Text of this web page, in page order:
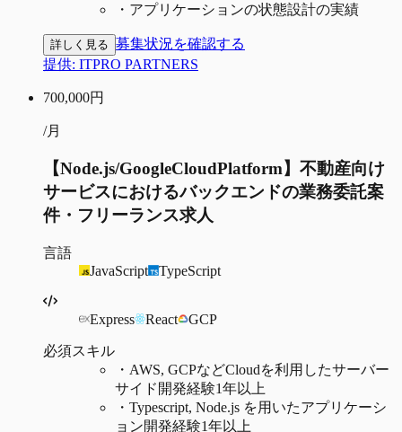
・ アプリケーションの状態設計の実績
詳しく見る 募集状況を確認する
提供: ITPRO PARTNERS
700,000円
/月
【Node.js/GoogleCloudPlatform】不動産向け
サービスにおけるバックエンドの業務委託案
件・フリーランス求人
言語
JavaScript
TypeScript
Express React GCP
必須スキル
・ AWS, GCPなどCloudを利用したサーバー
サイド開発経験1年以上
・ Typescript, Node.js を用いたアプリケーシ
ョン開発経験1年以上